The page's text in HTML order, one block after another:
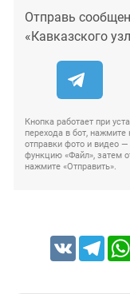
Отправь
«Кавказского
Кнопка работает при
перехода в бот, нажмите
отправки фото и видео
функцию «Файл», затем
нажмите «Отправить».
VK